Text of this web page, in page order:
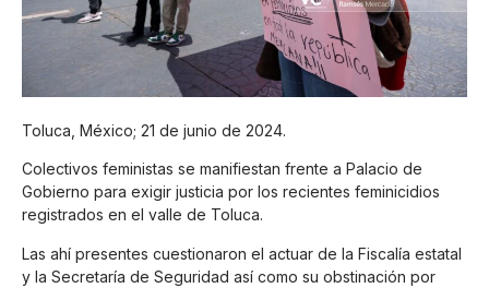
Toluca, México; 21 de junio de 2024.
Colectivos feministas se manifiestan frente a Palacio de
Gobierno para exigir justicia por los recientes feminicidios
registrados en el valle de Toluca.
Las ahí presentes cuestionaron el actuar de la Fiscalía estatal
y la Secretaría de Seguridad así como su obstinación por